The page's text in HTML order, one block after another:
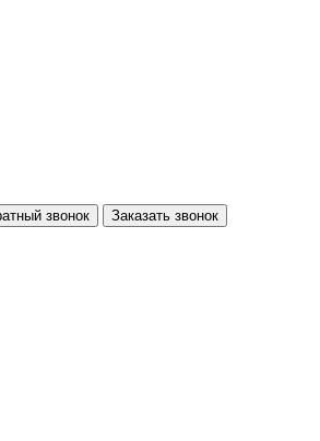
Заказать обратный звонок Заказать звонок